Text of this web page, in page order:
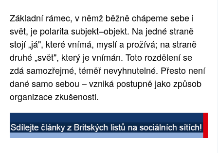
RUBRIKY
PLNÁ VERZE STRÁNEK
Základní rámec, v němž běžně chápeme sebe i
svět, je polarita subjekt–objekt. Na jedné straně
stojí „já", které vnímá, myslí a prožívá; na straně
druhé „svět", který je vnímán. Toto rozdělení se
zdá samozřejmé, téměř nevyhnutelné. Přesto není
dané samo sebou – vzniká postupně jako způsob
organizace zkušenosti.